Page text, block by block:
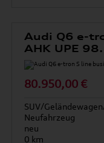
Audi Q6 e-
AHK UPE
80.950,00 €
SUV/
Neufahrzeug
neu
0 km